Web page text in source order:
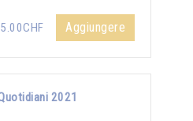
5.00CHF
Aggiungere
2021